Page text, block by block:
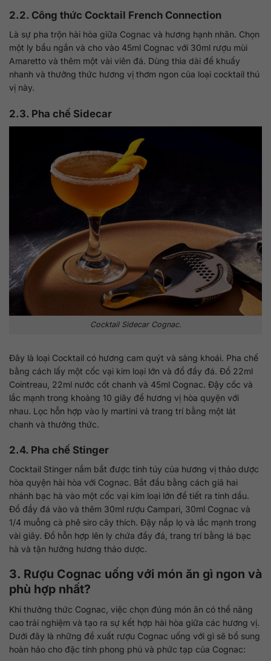
2.2. Công thức Cocktail French Connection
Là sự pha trộn hài hòa giữa Cognac và hương hạnh nhân. Chọn
một ly bầu ngắn và cho vào 45ml Cognac với 30ml rượu mùi
Amaretto và thêm một vài viên đá. Dùng thìa dài để khuấy
nhanh và thưởng thức hương vị thơm ngon của loại cocktail thú
vị này.
2.3. Pha chế Sidecar
Cocktail Sidecar Cognac.
Đây là loại Cocktail có hương cam quýt và sảng khoái. Pha chế
bằng cách lấy một cốc vại kim loại lớn và đổ đầy đá. Đổ 22ml
Cointreau, 22ml nước cốt chanh và 45ml Cognac. Đậy cốc và
lắc mạnh trong khoảng 10 giây để hương vị hòa quyện với
nhau. Lọc hỗn hợp vào ly martini và trang trí bằng một lát
chanh và thưởng thức.
2.4. Pha chế Stinger
Cocktail Stinger nắm bắt được tinh túy của hương vị thảo dược
hòa quyện hài hòa với Cognac. Bắt đầu bằng cách giã hai
nhánh bạc hà vào một cốc vại kim loại lớn để tiết ra tinh dầu.
Đổ đầy đá vào và thêm 30ml rượu Campari, 30ml Cognac và
1/4 muỗng cà phê siro cây thích. Đậy nắp lọ và lắc mạnh trong
vài giây. Đổ hỗn hợp lên ly chứa đầy đá, trang trí bằng lá bạc
hà và tận hưởng hương thảo dược.
3. Rượu Cognac uống với món ăn gì ngon và
phù hợp nhất?
Khi thưởng thức Cognac, việc chọn đúng món ăn có thể nâng
cao trải nghiệm và tạo ra sự kết hợp hài hòa giữa các hương vị.
Dưới đây là những đề xuất rượu Cognac uống với gì sẽ bổ sung
hoàn hảo cho đặc tính phong phú và phức tạp của Cognac: